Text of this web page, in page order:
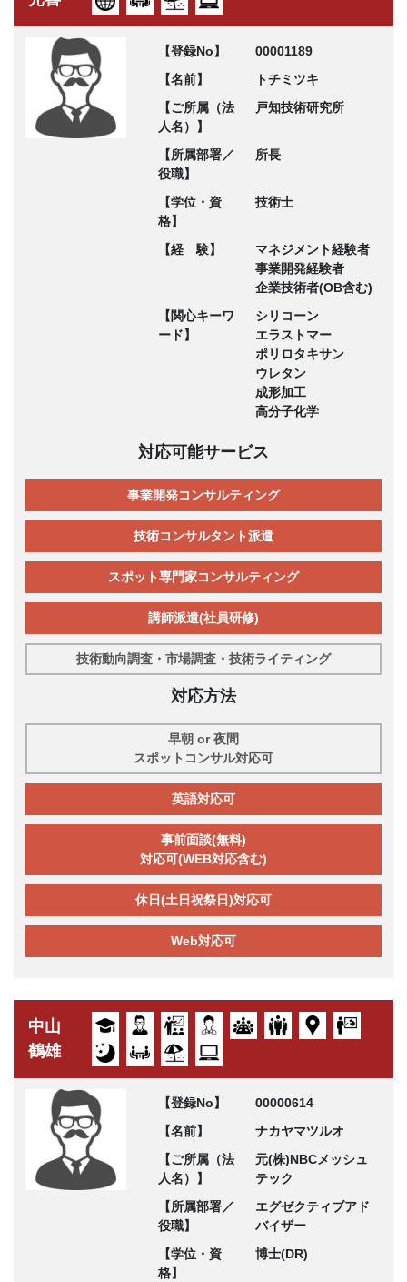
【登録No】
00001189
【名前】
トチミツキ
【ご所属（法
人名）】
戸知技術研究所
【所属部署／
役職】
所長
【学位・資
格】
技術士
【経 験】
マネジメント経験者
事業開発経験者
企業技術者(OB含む)
【関心キーワ
ード】
シリコーン
エラストマー
ポリロタキサン
ウレタン
成形加工
高分子化学
対応可能サービス
事業開発コンサルティング
技術コンサルタント派遣
スポット専門家コンサルティング
講師派遣(社員研修)
技術動向調査・市場調査・技術ライティング
対応方法
早朝 or 夜間
スポットコンサル対応可
英語対応可
事前面談(無料)
対応可(WEB対応含む)
休日(土日祝祭日)対応可
Web対応可
中山
鶴雄
【登録No】
00000614
【名前】
ナカヤマツルオ
【ご所属（法
人名）】
元(株)NBCメッシュ
テック
【所属部署／
役職】
エグゼクティブアド
バイザー
【学位・資
格】
博士(DR)